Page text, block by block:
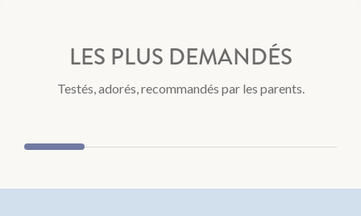
LES PLUS DEMANDÉS
Testés, adorés, recommandés par les parents.
Laits infantiles